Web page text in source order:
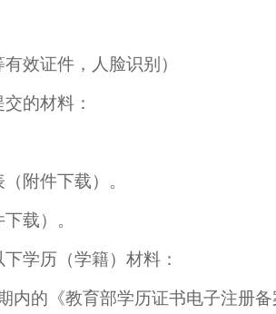
效证件，人脸识别）
的材料：
附件下载）。
载）。
学历（学籍）材料：
内的《教育部学历证书电子注册备